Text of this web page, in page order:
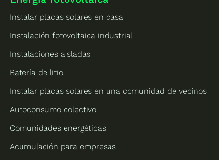
Instalar placas solares en casa
Instalación fotovoltaica industrial
Instalaciones aisladas
Batería de litio
Instalar placas solares en una comunidad de vecinos
Autoconsumo colectivo
Comunidades energéticas
Acumulación para empresas